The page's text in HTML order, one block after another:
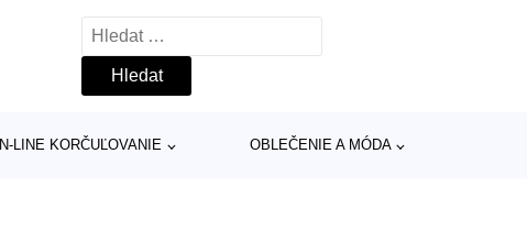
Vyhledávání
IN-LINE KORČUĽOVANIE OBLEČENIE A MÓDA